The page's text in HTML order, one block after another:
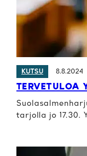
KUTSU 8.8.2024
TERVETULOA
tarjolla jo 17.30.